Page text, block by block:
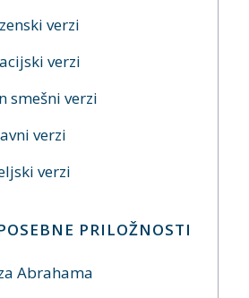
verzi
verzi
smešni verzi
verzi
verzi
PRILOŽNOSTI
Abrahama